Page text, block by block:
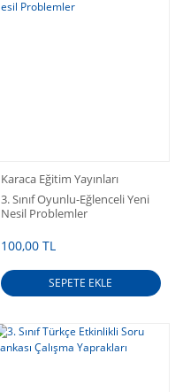
Karaca Eğitim Yayınları
3. Sınıf Oyunlu-Eğlenceli Yeni
Nesil Problemler
100,00 TL
SEPETE EKLE